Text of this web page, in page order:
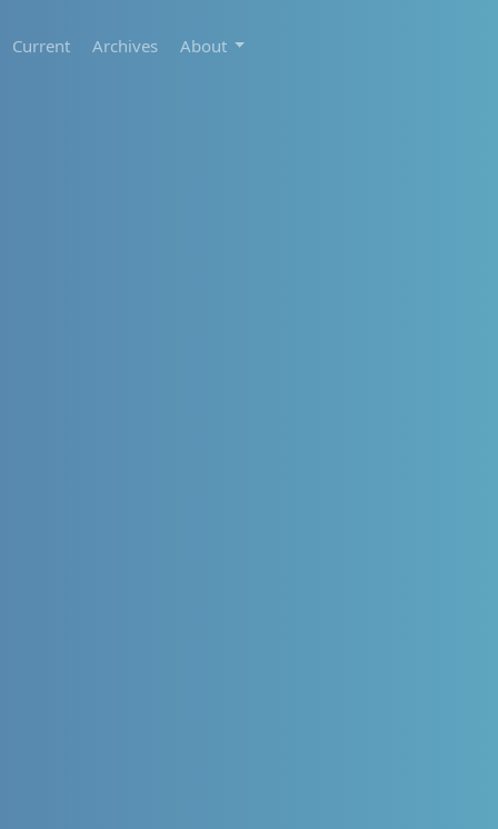
Current Archives About